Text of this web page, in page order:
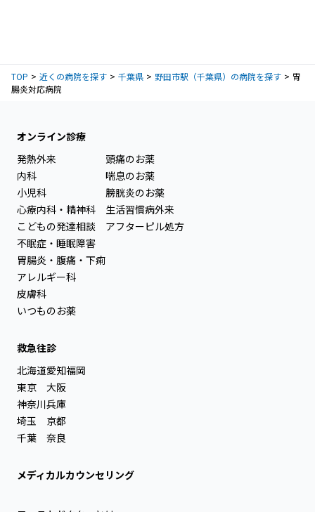
TOP 近くの病院を探す 千葉県 野田市駅（千葉県）の病院を探す
胃
腸炎対応病院
オンライン診療
発熱外来
内科
小児科
心療内科・精神科
こどもの発達相談
不眠症・睡眠障害
胃腸炎・腹痛・下痢
アレルギー科
皮膚科
いつものお薬
頭痛のお薬
喘息のお薬
膀胱炎のお薬
生活習慣病外来
アフターピル処方
救急往診
北海道
東京
神奈川
埼玉
千葉
愛知
大阪
兵庫
京都
奈良
福岡
メディカルカウンセリング